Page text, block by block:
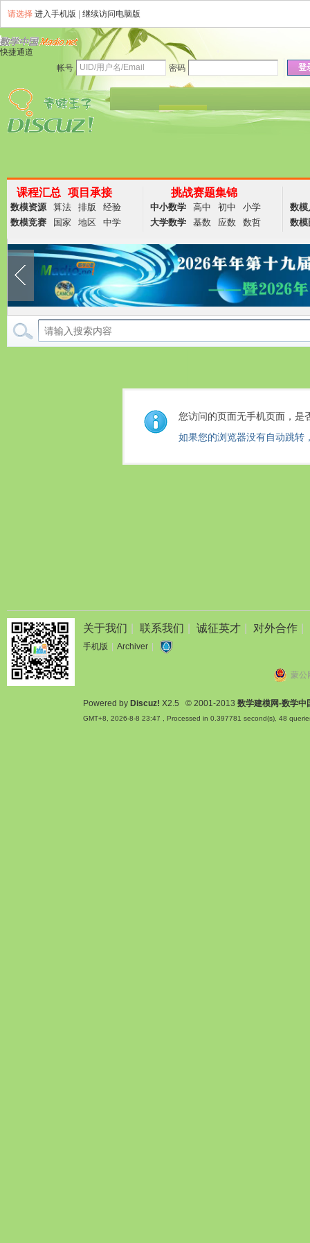
请选择 进入手机版 继续访问电脑版
快捷通道
帐号
密码 登
论坛 说说 群组
商务
课程汇总 项目承接
数模资源 算法 排版
经验
数模竞赛
国家 地区 中学
挑战赛题集锦
中小数学 高中 初中
小学
大学数学
基数 应数 数哲
数模
数模
您访问的页面无手机页面，是
如果您的浏览器没有自动跳转
关于我们 联系我们 诚征英才 对外合作
手机版 Archiver
蒙公
Powered by Discuz! X2.5 © 2001-2013 数学建模网-数学中
GMT+8, 2026-8-8 23:47 , Processed in 0.397781 second(s), 48